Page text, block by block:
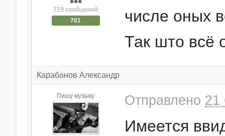
719 сообщений
701
числе оных
Так што всё
Карабанов Александр
Пишу музыку Отправлено 21
Имеется